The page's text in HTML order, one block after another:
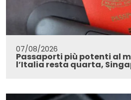
07/08/2026
Passaporti più potenti al
l’Italia resta quarta,